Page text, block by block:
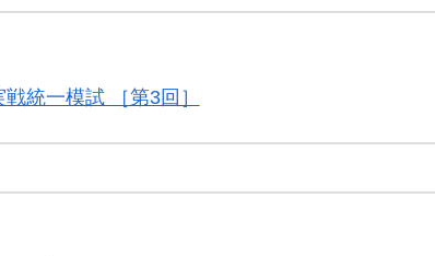
統一模試 ［第3回］